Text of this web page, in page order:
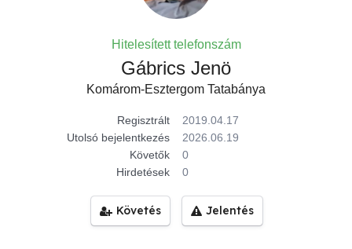
Hitelesített telefonszám
Gábrics Jenö
Komárom-Esztergom Tatabánya
Regisztrált
2019.04.17
Utolsó bejelentkezés
2026.06.19
Követők
0
Hirdetések
0
Követés Jelentés